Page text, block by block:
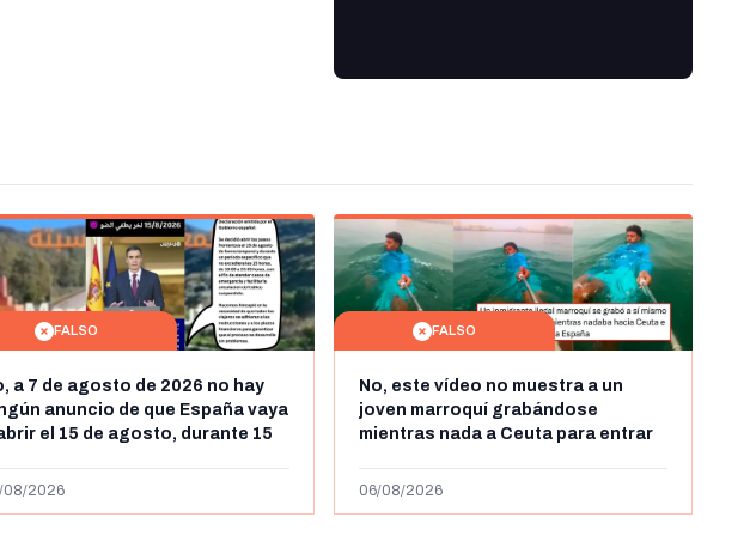
FALSO
a 7 de agosto de 2026 no hay
anuncio de que España vaya
el 15 de agosto, durante 15
08/2026
FALSO
No, este vídeo no muestra a un
joven marroquí grabándose
mientras nada a Ceuta para entrar
más de 450km de Ceuta y el autor lo
06/08/2026